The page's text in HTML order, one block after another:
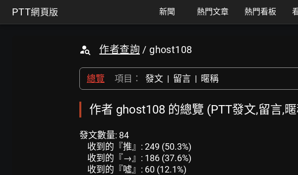
PTT網頁版 新聞 熱門文章 熱門看板
作者查詢 / ghost108
總覽 項目： 發文 | 留言 | 暱稱
作者 ghost108 的總覽 (PTT發文,留言,
發文數量: 84
收到的『推』: 249 (50.3%)
收到的『→』: 186 (37.6%)
收到的『噓』: 60 (12.1%)